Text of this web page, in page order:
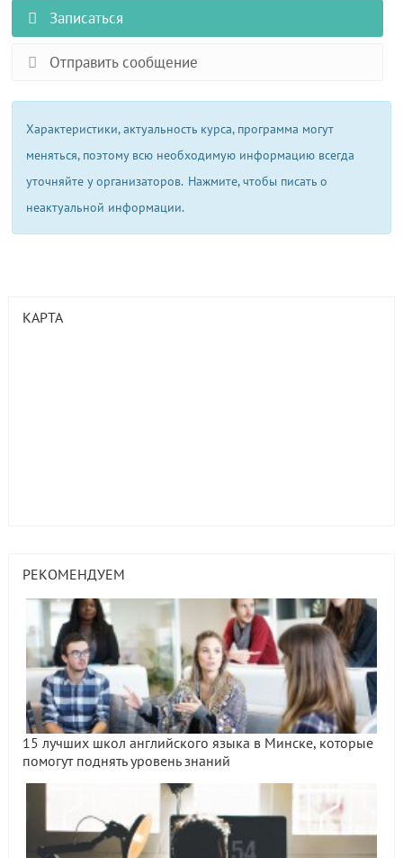
Записаться
Отправить сообщение
Характеристики, актуальность курса, программа могут
меняться, поэтому всю необходимую информацию всегда
уточняйте у организаторов. Нажмите, чтобы писать о
неактуальной информации.
КАРТА
РЕКОМЕНДУЕМ
15 лучших школ английского языка в Минске, которые
помогут поднять уровень знаний